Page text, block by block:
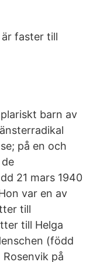
faster till
barn av
på en och
21 mars 1940
var en av
till
till Helga
(född
på